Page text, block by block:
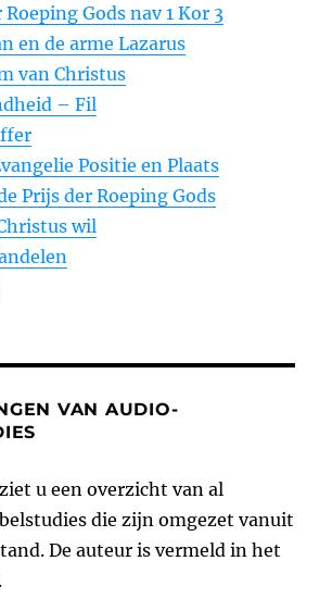
Roeping Gods nav 1 Kor 3
en de arme Lazarus
van Christus
– Fil
Positie en Plaats
Prijs der Roeping Gods
wil
VAN AUDIO-
u een overzicht van al
die zijn omgezet vanuit
De auteur is vermeld in het